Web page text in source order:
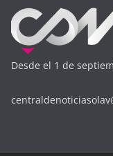
Desde el 1 de